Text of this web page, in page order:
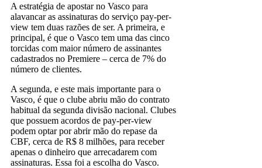
A estratégia de apostar no Vasco para
alavancar as assinaturas do serviço pay-per-
view tem duas razões de ser. A primeira, e
principal, é que o Vasco tem uma das cinco
torcidas com maior número de assinantes
cadastrados no Premiere – cerca de 7% do
número de clientes.
A segunda, e este mais importante para o
Vasco, é que o clube abriu mão do contrato
habitual da segunda divisão nacional. Clubes
que possuem acordos de pay-per-view
podem optar por abrir mão do repase da
CBF, cerca de R$ 8 milhões, para receber
apenas o dinheiro que arrecadarem com
assinaturas. Essa foi a escolha do Vasco.